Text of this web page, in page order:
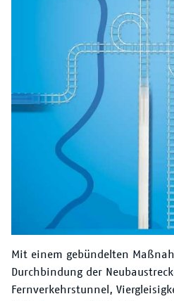
Mit einem gebündelten
Durchbindung der
Fernverkehrstunnel,